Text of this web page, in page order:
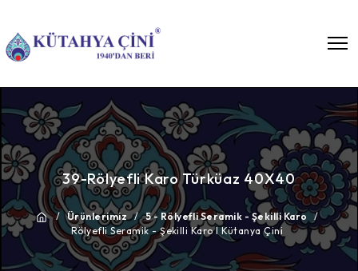
39-Rölyefli Karo Türküaz 40X40
/ Ürünlerimiz / 5 - Rölyefli Seramik - Şekilli Karo /
Rölyefli Seramik - Şekilli Karo I Kütanya Çini